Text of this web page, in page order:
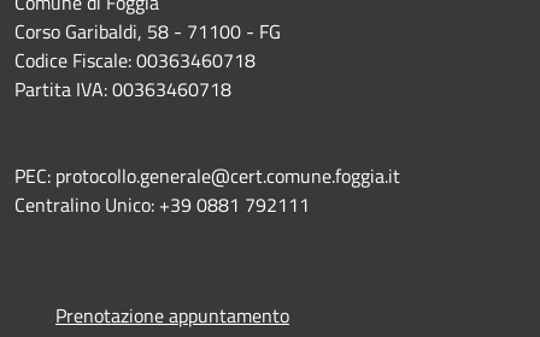
Corso Garibaldi, 58 - 71100 - FG
Codice Fiscale: 00363460718
Partita IVA: 00363460718
PEC: protocollo.generale@cert.comune.foggia.it
Centralino Unico: +39 0881 792111
Prenotazione appuntamento